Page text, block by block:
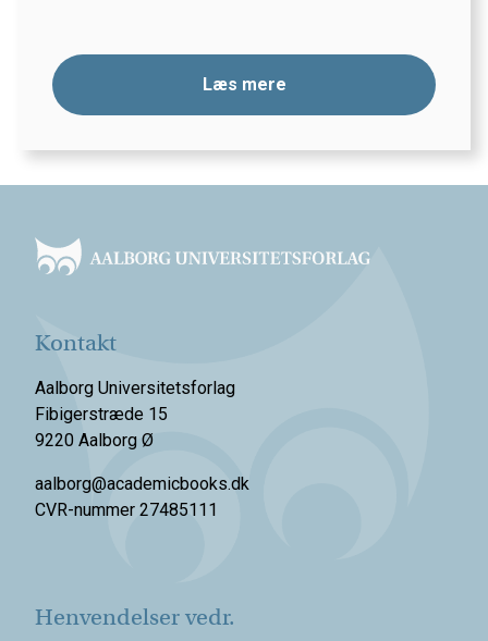
Læs mere
Kontakt
Aalborg Universitetsforlag
Fibigerstræde 15
9220 Aalborg Ø
aalborg@academicbooks.dk
CVR-nummer 27485111
Henvendelser vedr.